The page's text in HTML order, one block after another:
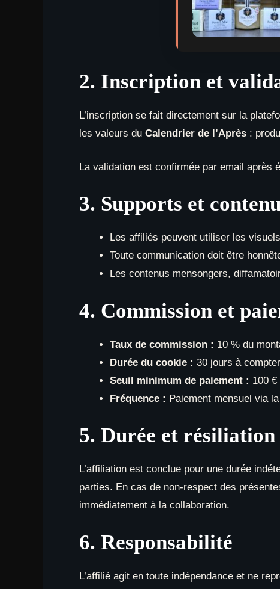
2. Inscription et
L’inscription se fait directement sur la
les valeurs du Calendrier de l’Après :
La validation est confirmée par email après
3. Supports et
Les affiliés peuvent utiliser les
Toute communication doit être
Les contenus mensongers,
4. Commission et
Taux de commission : 10 % du
Durée du cookie : 30 jours à
Seuil minimum de paiement : 100
Fréquence : Paiement mensuel via
5. Durée et résiliation
L’affiliation est conclue pour une durée
parties. En cas de non-respect des
immédiatement à la collaboration.
6. Responsabilité
L’affilié agit en toute indépendance et ne